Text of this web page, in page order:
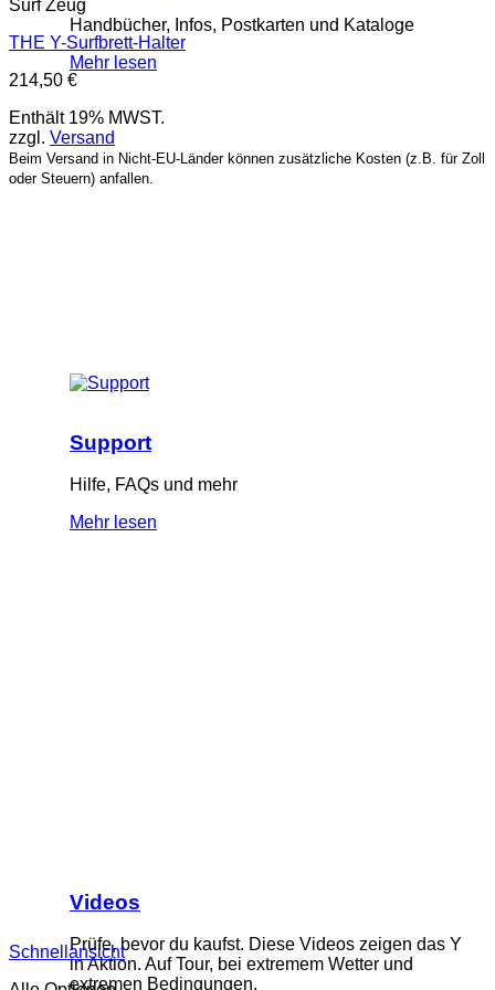
Handbücher, Infos, Postkarten und Kataloge
Mehr lesen
Support
Hilfe, FAQs und mehr
Mehr lesen
Videos
Prüfe, bevor du kaufst. Diese Videos zeigen das Y
in Aktion. Auf Tour, bei extremem Wetter und
extremen Bedingungen.
Surf Zeug
THE Y-Surfbrett-Halter
214,50 €
Enthält 19% MWST.
zzgl. Versand
Beim Versand in Nicht-EU-Länder können zusätzliche Kosten (z.B. für Zoll
oder Steuern) anfallen.
Schnellansicht